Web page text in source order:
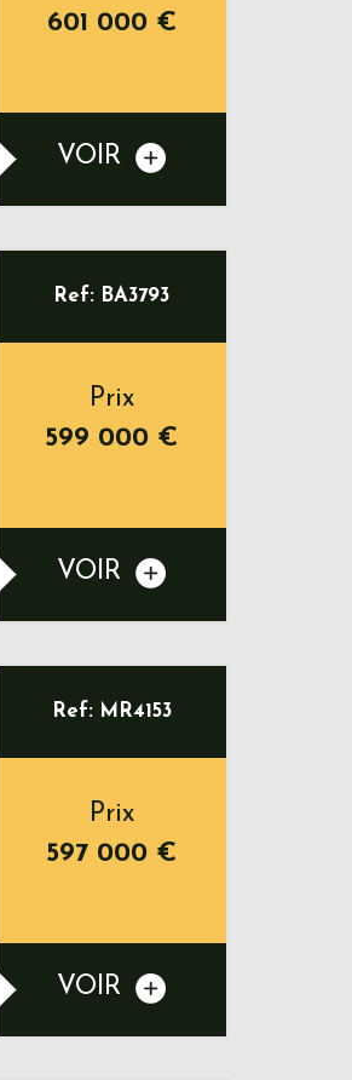
601 000 €
VOIR
Ref: BA3793
Prix
599 000 €
VOIR
Ref: MR4153
Prix
597 000 €
VOIR